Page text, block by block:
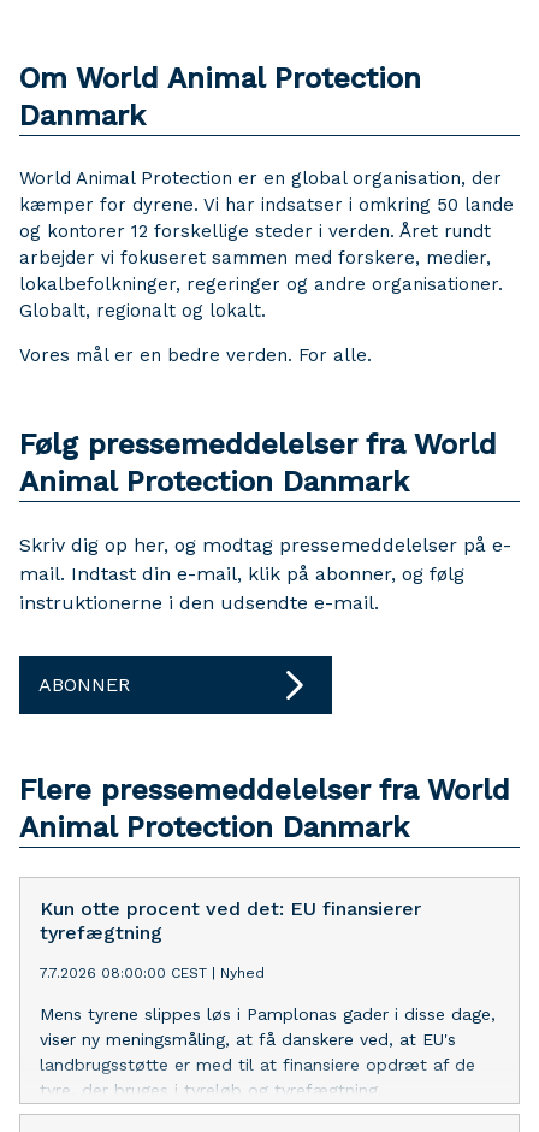
Om World Animal Protection
Danmark
World Animal Protection er en global organisation, der
kæmper for dyrene. Vi har indsatser i omkring 50 lande
og kontorer 12 forskellige steder i verden. Året rundt
arbejder vi fokuseret sammen med forskere, medier,
lokalbefolkninger, regeringer og andre organisationer.
Globalt, regionalt og lokalt.
Vores mål er en bedre verden. For alle.
Følg pressemeddelelser fra World
Animal Protection Danmark
Skriv dig op her, og modtag pressemeddelelser på e-
mail. Indtast din e-mail, klik på abonner, og følg
instruktionerne i den udsendte e-mail.
ABONNER
Flere pressemeddelelser fra World
Animal Protection Danmark
Kun otte procent ved det: EU finansierer
tyrefægtning
7.7.2026 08:00:00 CEST | Nyhed
Mens tyrene slippes løs i Pamplonas gader i disse dage,
viser ny meningsmåling, at få danskere ved, at EU's
landbrugsstøtte er med til at finansiere opdræt af de
tyre, der bruges i tyreløb og tyrefægtning.